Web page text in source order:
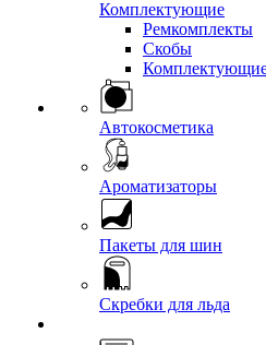
Комплектующие
Ремкомплекты
Скобы
Комплектующие
Автокосметика
Ароматизаторы
Пакеты для шин
Скребки для льда